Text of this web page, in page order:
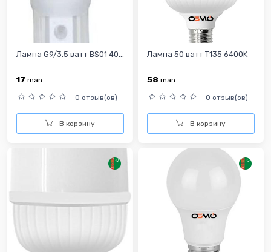
Лампа G9/3.5 ватт BS01 40...
17 man
0 отзыв(ов)
В корзину
Лампа 50 ватт T135 6400K
58 man
0 отзыв(ов)
В корзину